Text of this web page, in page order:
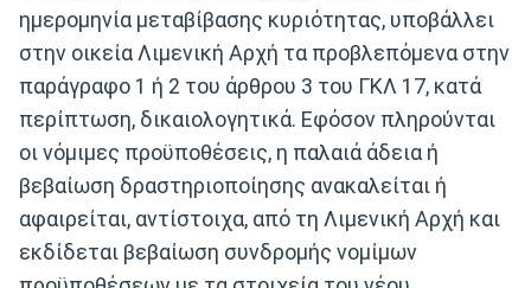
ημερομηνία μεταβίβασης κυριότητας, υποβάλλει
στην οικεία Λιμενική Αρχή τα προβλεπόμενα στην
παράγραφο 1 ή 2 του άρθρου 3 του ΓΚΛ 17, κατά
περίπτωση, δικαιολογητικά. Εφόσον πληρούνται
οι νόμιμες προϋποθέσεις, η παλαιά άδεια ή
βεβαίωση δραστηριοποίησης ανακαλείται ή
αφαιρείται, αντίστοιχα, από τη Λιμενική Αρχή και
εκδίδεται βεβαίωση συνδρομής νομίμων